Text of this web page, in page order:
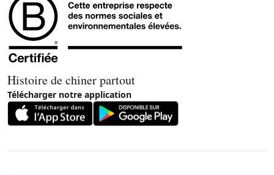
Histoire de chiner partout
Télécharger notre application